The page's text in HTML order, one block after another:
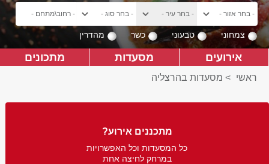
צמחוני טבעוני כשר מהדרין
אירועים מסעדות מתכונים
ראשי > מסעדות בהרצליה
מתכננים אירוע?
כל המסעדות וכל האפשרויות
במרחק לחיצה אחת